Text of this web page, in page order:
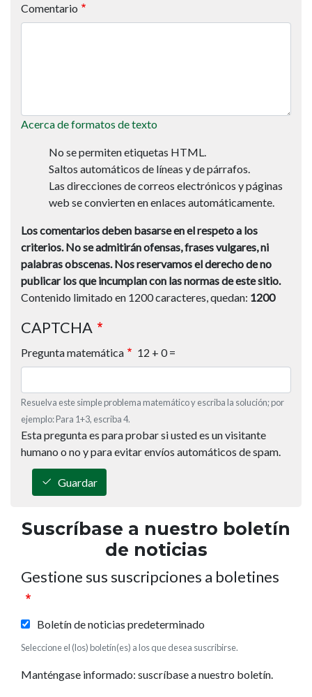
Comentario
Acerca de formatos de texto
No se permiten etiquetas HTML.
Saltos automáticos de líneas y de párrafos.
Las direcciones de correos electrónicos y páginas
web se convierten en enlaces automáticamente.
Los comentarios deben basarse en el respeto a los
criterios. No se admitirán ofensas, frases vulgares, ni
palabras obscenas. Nos reservamos el derecho de no
publicar los que incumplan con las normas de este sitio.
Contenido limitado en 1200 caracteres, quedan: 1200
CAPTCHA
Pregunta matemática 12 + 0 =
Resuelva este simple problema matemático y escriba la solución; por
ejemplo: Para 1+3, escriba 4.
Esta pregunta es para probar si usted es un visitante
humano o no y para evitar envíos automáticos de spam.
Guardar
Suscríbase a nuestro boletín
de noticias
Gestione sus suscripciones a boletines
Boletín de noticias predeterminado
Seleccione el (los) boletín(es) a los que desea suscribirse.
Manténgase informado: suscríbase a nuestro boletín.